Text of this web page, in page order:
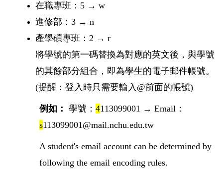
在職專班：5 → w
進修部：3 → n
產學碩專班：2 → r
將學號的第一碼替換為對應的英文後，與學號
的其餘部分組合，即為學生的電子郵件帳號。
(提醒：登入時只需要輸入@前面的帳號)
例如： 學號： 4113099001 → Email：
s113099001@mail.nchu.edu.tw
A student's email account can be determined by
following the email encoding rules.